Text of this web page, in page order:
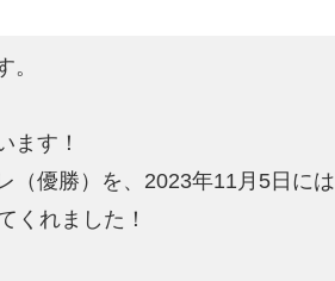
。
ます！
（優勝）を 、2023年11月5日には
くれました！